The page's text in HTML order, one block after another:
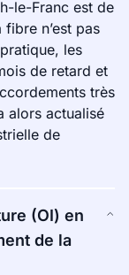
le-Franc est de
fibre n’est pas
les
de retard et
très
alors actualisé
de
(OI) en
de la